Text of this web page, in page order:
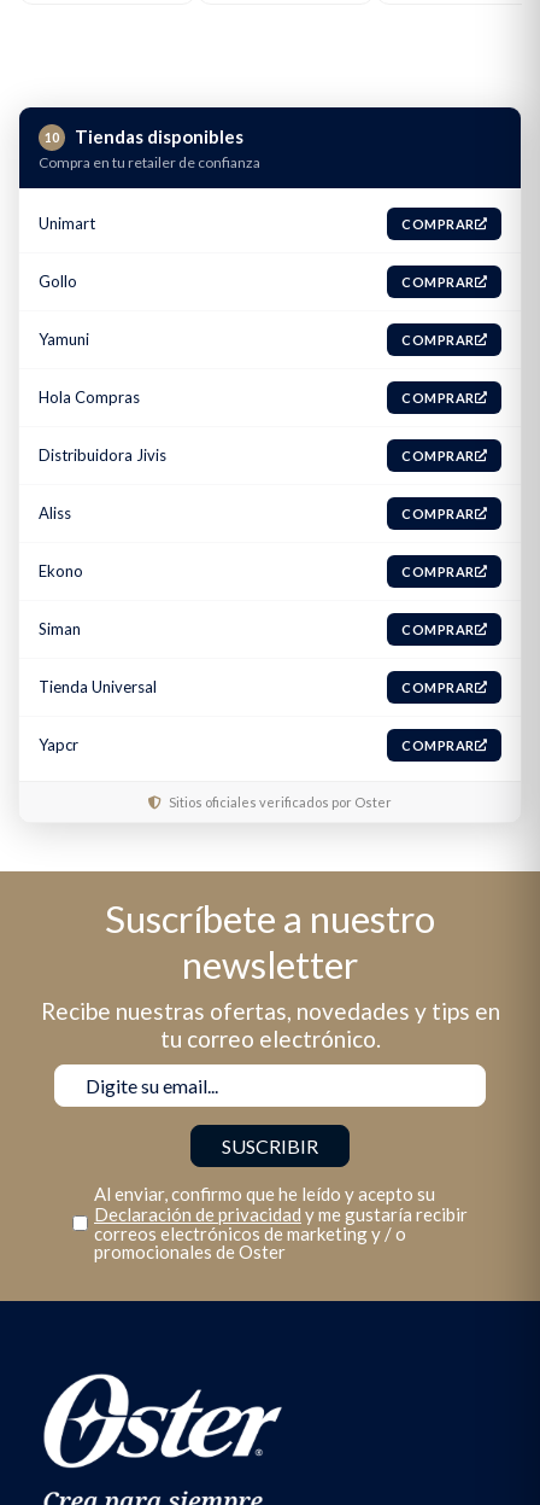
10 Tiendas disponibles
Compra en tu retailer de confianza
Unimart COMPRAR
Gollo COMPRAR
Yamuni COMPRAR
Hola Compras COMPRAR
Distribuidora Jivis COMPRAR
Aliss COMPRAR
Ekono COMPRAR
Siman COMPRAR
Tienda Universal COMPRAR
Yapcr COMPRAR
Sitios oficiales verificados por Oster
Suscríbete a nuestro
newsletter
Recibe nuestras ofertas, novedades y tips en
tu correo electrónico.
Al enviar, confirmo que he leído y acepto su
Declaración de privacidad y me gustaría recibir
correos electrónicos de marketing y / o
promocionales de Oster